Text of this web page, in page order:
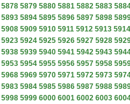
5878 5879 5880 5881 5882 5883
5893 5894 5895 5896 5897 5898
5908 5909 5910 5911 5912 5913 5914
5923 5924 5925 5926 5927 5928
5938 5939 5940 5941 5942 5943
5953 5954 5955 5956 5957 5958
5968 5969 5970 5971 5972 5973
5983 5984 5985 5986 5987 5988
5998 5999 6000 6001 6002 6003